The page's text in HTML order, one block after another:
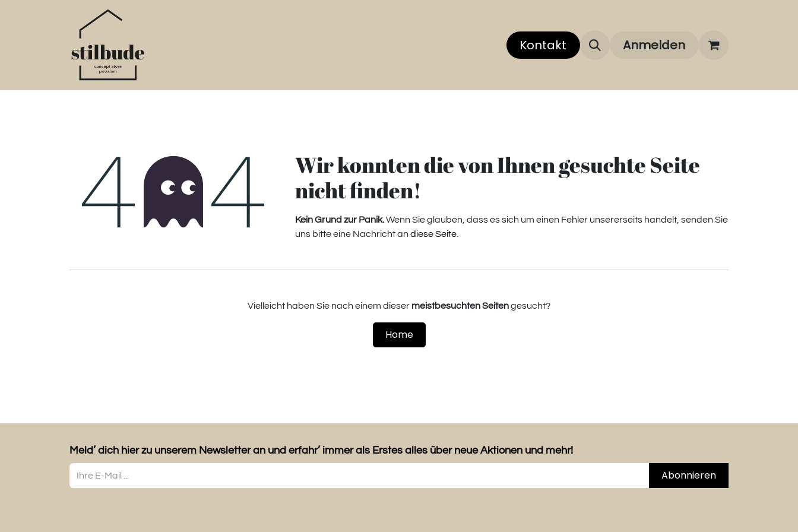
Über uns Über unsere Marken FAQ
Kontakt Anmelden
Fehler 404
Wir konnten die von Ihnen gesuchte Seite
nicht finden!
Kein Grund zur Panik.Wenn Sie glauben, dass es sich um einen Fehler unsererseits handelt, senden Sie
uns bitte eine Nachricht an diese Seite
Vielleicht haben Sie nach einem dieser meistbesuchten Seitengesucht?
Home
Meld’ dich hier zu unserem Newsletter an und erfahr’ immer als Erstes alles über neue Aktionen und mehr!
Abonnieren